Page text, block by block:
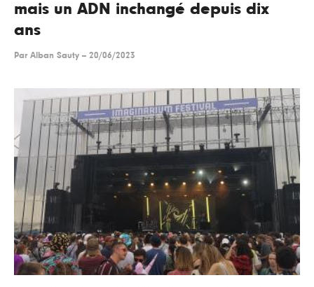
mais un ADN inchangé depuis dix
ans
Par Alban Sauty -- 20/06/2023